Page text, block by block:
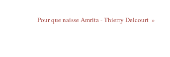
Pour que naisse Amrita - Thierry Delcourt